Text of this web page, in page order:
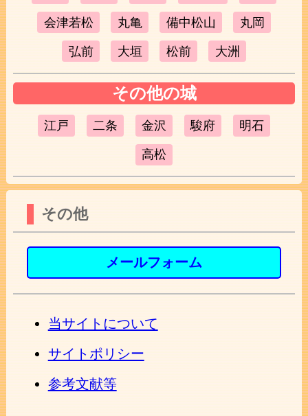
会津若松 丸亀 備中松山 丸岡
弘前 大垣 松前 大洲
その他の城
江戸 二条 金沢 駿府 明石
高松
その他
メールフォーム
当サイトについて
サイトポリシー
参考文献等